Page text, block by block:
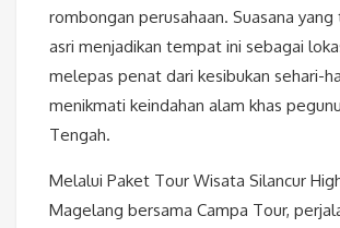
rombongan perusahaan. Suasana
asri menjadikan tempat ini sebagai
melepas penat dari kesibukan sehari-
menikmati keindahan alam khas
Tengah.
Melalui Paket Tour Wisata Silancur
Magelang bersama Campa Tour,